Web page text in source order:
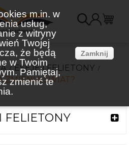
m.in. w
usług,
z witryny
Twojej
że będą
w Twoim
Pamiętaj,
zmienić te
Zamknij
ESEJE I FELIETONY
ZMIENIA ŚWIAT?
FELIETONY